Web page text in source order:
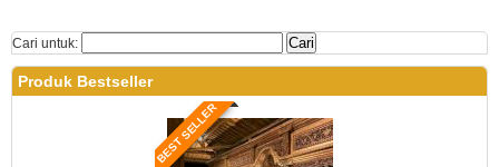
Cari untuk:
Produk Bestseller
BEST SELLER